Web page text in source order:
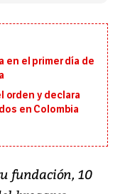
en el primer día de
orden y declara
en Colombia
fundación, 10